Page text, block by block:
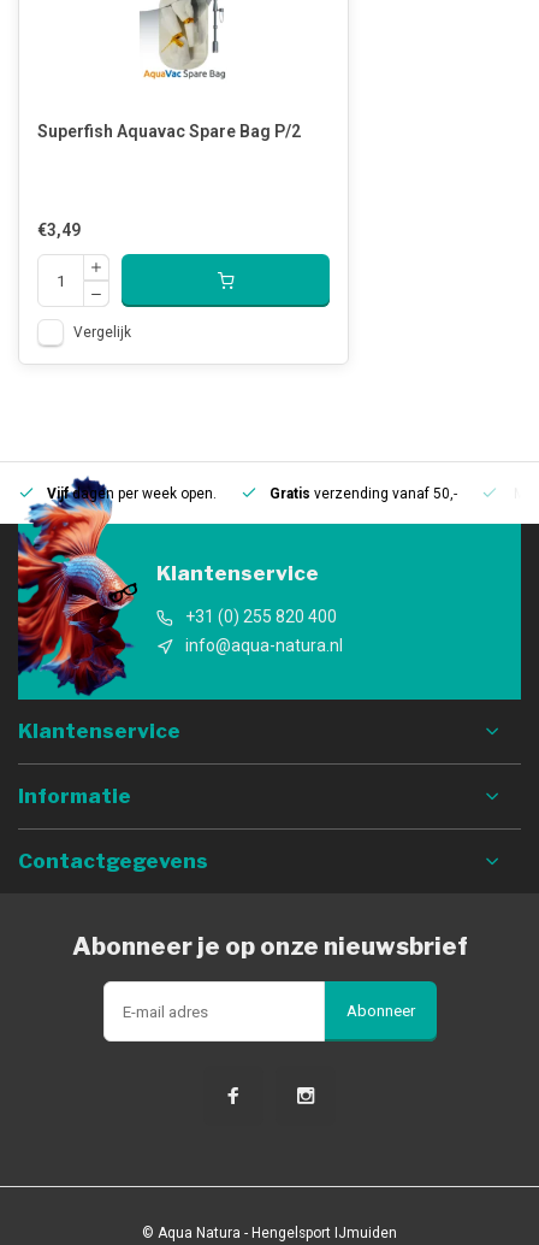
Superfish Aquavac Spare Bag P/2
€3,49
Vergelijk
Vijfdagen per week open. Gratis verzending vanaf 50,-
Klantenservice
+31 (0) 255 820 400
info@aqua-natura.nl
Klantenservice
Informatie
Contactgegevens
Abonneer je op onze nieuwsbrief
Abonneer
© Aqua Natura - Hengelsport IJmuiden